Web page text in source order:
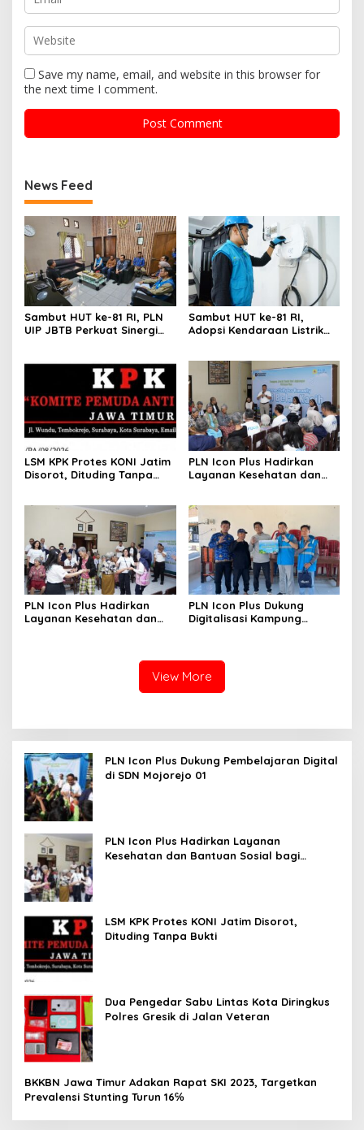
Save my name, email, and website in this browser for
the next time I comment.
News Feed
Sambut HUT ke-81 RI, PLN
UIP JBTB Perkuat Sinergi
Sambut HUT ke-81 RI,
Adopsi Kendaraan Listrik
Charging Services PLN
LSM KPK Protes KONI Jatim
Disorot, Dituding Tanpa
PLN Icon Plus Hadirkan
Layanan Kesehatan dan
PLN Icon Plus Hadirkan
Layanan Kesehatan dan
PLN Icon Plus Dukung
Digitalisasi Kampung
Rajatama
View More
PLN Icon Plus Dukung Pembelajaran Digital
di SDN Mojorejo 01
PLN Icon Plus Hadirkan Layanan
Kesehatan dan Bantuan Sosial bagi
LSM KPK Protes KONI Jatim Disorot,
Dituding Tanpa Bukti
Dua Pengedar Sabu Lintas Kota Diringkus
Polres Gresik di Jalan Veteran
BKKBN Jawa Timur Adakan Rapat SKI 2023, Targetkan
Prevalensi Stunting Turun 16℅